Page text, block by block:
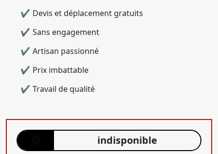
Devis et déplacement gratuits
Sans engagement
Artisan passionné
Prix imbattable
Travail de qualité
indisponible